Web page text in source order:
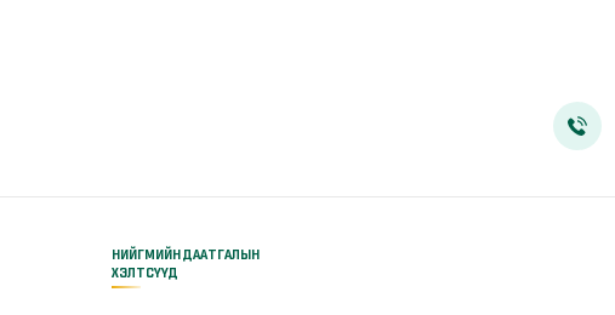
НИЙГМИЙН ДААТГАЛЫН
ХЭЛТСҮҮД